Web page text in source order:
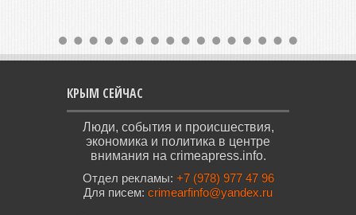
КРЫМ СЕЙЧАС
Люди, события и происшествия,
экономика и политика в центре
внимания на crimeapress.info.
Отдел рекламы: +7 (978) 977 47 96
Для писем: crimearfinfo@yandex.ru